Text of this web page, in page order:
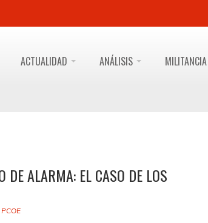
ACTUALIDAD ANÁLISIS MILITANCIA
DE ALARMA: EL CASO DE LOS
PCOE